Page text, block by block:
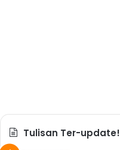
Tulisan Ter-update!